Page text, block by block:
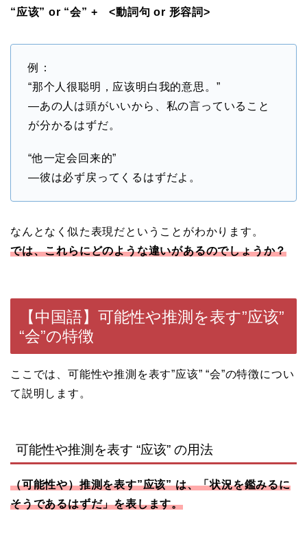
“应该” or “会” + <動詞句 or 形容詞>
例：
“那个人很聪明，应该明白我的意思。”
—あの人は頭がいいから、私の言っていること
が分かるはずだ。
“他一定会回来的”
—彼は必ず戻ってくるはずだよ。
なんとなく似た表現だということがわかります。
では、これらにどのような違いがあるのでしょうか？
【中国語】可能性や推測を表す”应该”
“会”の特徴
ここでは、可能性や推測を表す”应该” “会”の特徴につい
て説明します。
可能性や推測を表す “应该” の用法
（可能性や）推測を表す”应该” は、「状況を鑑みるに
そうであるはずだ」を表します。